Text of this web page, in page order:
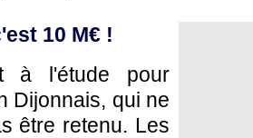
10 M€ !
à l'étude pour
Dijonnais, qui ne
être retenu. Les